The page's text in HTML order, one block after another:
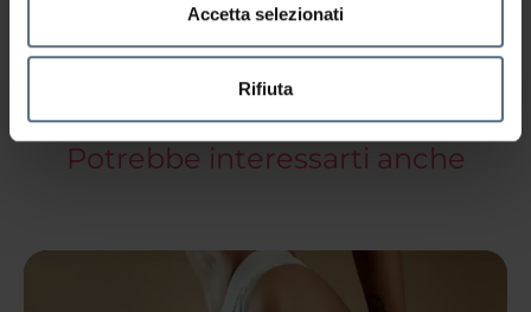
Accetta selezionati
Rifiuta
Potrebbe interessarti anche